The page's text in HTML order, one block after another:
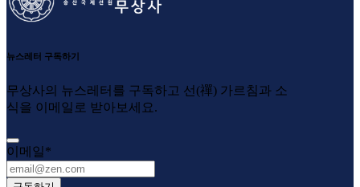
뉴스레터 구독하기
무상사의 뉴스레터를 구독하고 선(禪) 가르침과 소
식을 이메일로 받아보세요.
이메일 *